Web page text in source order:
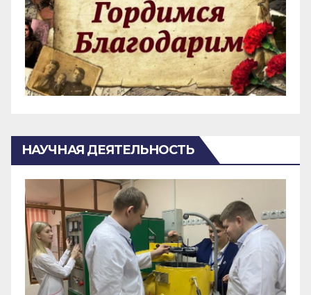
НАУЧНАЯ ДЕЯТЕЛЬНОСТЬ